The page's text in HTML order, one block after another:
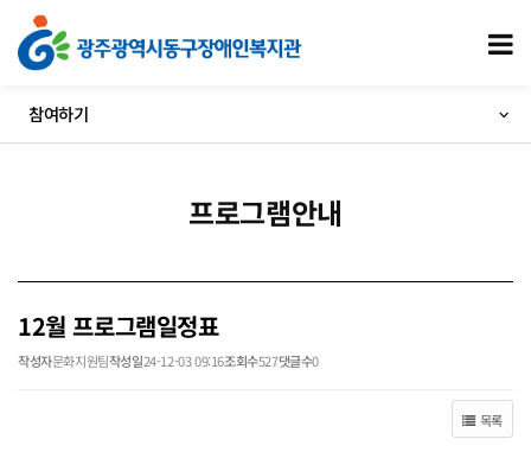
12월 프로그램일정표 > 프로그램안내
참여하기
프로그램안내
12월 프로그램일정표
작성자문화지원팀작성일24-12-03 09:16조회수527댓글수0
목록